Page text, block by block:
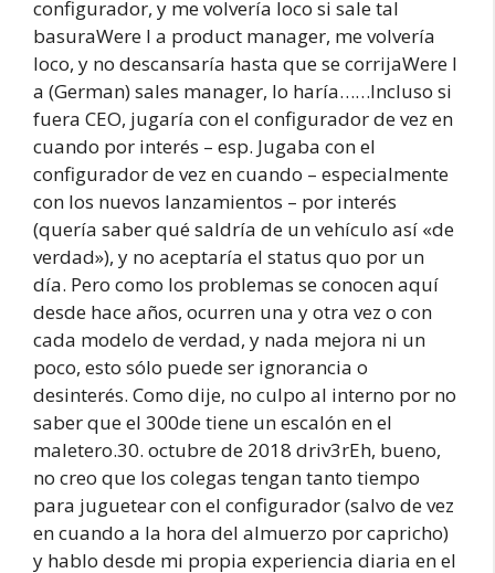
configurador, y me volvería loco si sale tal
basuraWere I a product manager, me volvería
loco, y no descansaría hasta que se corrijaWere I
a (German) sales manager, lo haría……Incluso si
fuera CEO, jugaría con el configurador de vez en
cuando por interés – esp. Jugaba con el
configurador de vez en cuando – especialmente
con los nuevos lanzamientos – por interés
(quería saber qué saldría de un vehículo así «de
verdad»), y no aceptaría el status quo por un
día. Pero como los problemas se conocen aquí
desde hace años, ocurren una y otra vez o con
cada modelo de verdad, y nada mejora ni un
poco, esto sólo puede ser ignorancia o
desinterés. Como dije, no culpo al interno por no
saber que el 300de tiene un escalón en el
maletero.30. octubre de 2018 driv3rEh, bueno,
no creo que los colegas tengan tanto tiempo
para juguetear con el configurador (salvo de vez
en cuando a la hora del almuerzo por capricho)
y hablo desde mi propia experiencia diaria en el